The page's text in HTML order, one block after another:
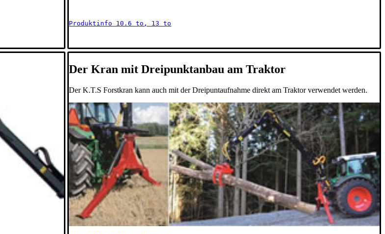
Produktinfo 10.6 to, 13 to
Der Kran mit Dreipunktanbau am Traktor
Der K.T.S Forstkran kann auch mit der Dreipuntaufnahme direkt am Traktor verwendet werden.